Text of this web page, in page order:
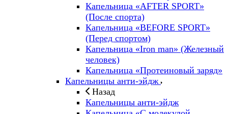
Капельница «AFTER SPORT»
(После спорта)
Капельница «BEFORE SPORT»
(Перед спортом)
Капельница «Iron man» (Железный
человек)
Капельница «Протеиновый заряд»
Капельницы анти-эйдж
Назад
Капельницы анти-эйдж